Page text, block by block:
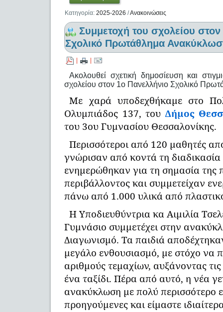
Κατηγορία:2025-2026 /Ανακοινώσεις
Συμμετοχή του σχολείου
Σχολικό Πρωτάθλημα
Ακολουθεί σχετική δημοσίευση και
σχολείου στον 1ο Πανελλήνιο Σχολικό
Με χαρά υποδεχθήκαμε στο
Ολυμπιάδος 137, του Δήμος
του 3ου Γυμνασίου Θεσσαλονίκης.
Περισσότεροι από 120 μαθητές
γνώρισαν από κοντά τη
ενημερώθηκαν για τη σημασία της
περιβάλλοντος και συμμετείχαν
πάνω από 1.000 υλικά από
Η Υποδιευθύντρια κα Αιμιλία
Γυμνάσιο συμμετέχει στην
Διαγωνισμό. Τα παιδιά
μεγάλο ενθουσιασμό, με στόχο να
αριθμούς τεμαχίων, αυξάνοντας
ένα ταξίδι. Πέρα από αυτό, η νέα
ανακύκλωση με πολύ περισσότερο
προηγούμενες και είμαστε